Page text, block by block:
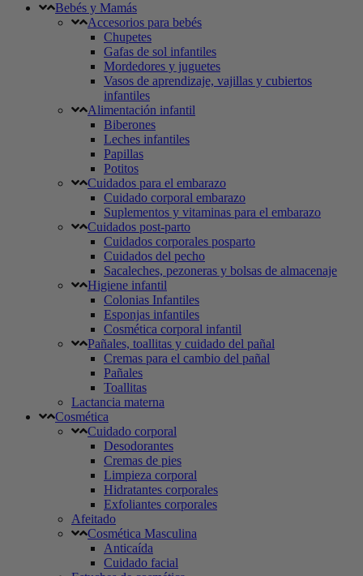
Bebés y Mamás
Accesorios para bebés
Chupetes
Gafas de sol infantiles
Mordedores y juguetes
Vasos de aprendizaje, vajillas y cubiertos
infantiles
Alimentación infantil
Biberones
Leches infantiles
Papillas
Potitos
Cuidados para el embarazo
Cuidado corporal embarazo
Suplementos y vitaminas para el embarazo
Cuidados post-parto
Cuidados corporales posparto
Cuidados del pecho
Sacaleches, pezoneras y bolsas de almacenaje
Higiene infantil
Colonias Infantiles
Esponjas infantiles
Cosmética corporal infantil
Pañales, toallitas y cuidado del pañal
Cremas para el cambio del pañal
Pañales
Toallitas
Lactancia materna
Cosmética
Cuidado corporal
Desodorantes
Cremas de pies
Limpieza corporal
Hidratantes corporales
Exfoliantes corporales
Afeitado
Cosmética Masculina
Anticaída
Cuidado facial